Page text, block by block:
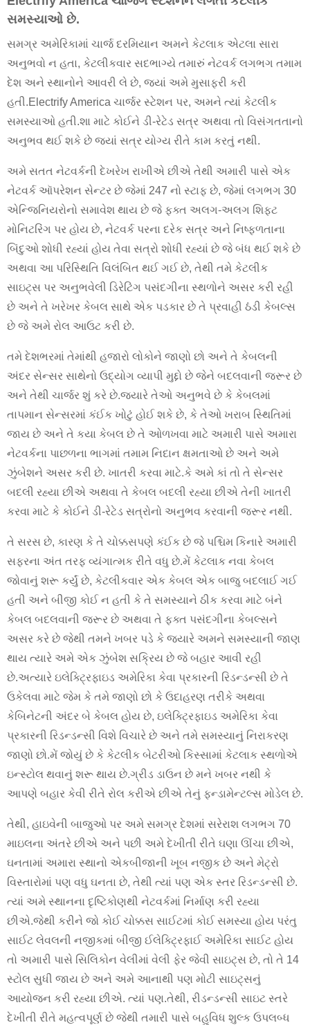
સમસ્યાઓ છે.
સમગ્ર અમેરિકામાં ચાર્જ દરમિયાન અમને કેટલાક એટલા સારા
અનુભવો ન હતા, કેટલીકવાર સદભાગ્યે તમારું નેટવર્ક લગભગ તમામ
દેશ અને સ્થાનોને આવરી લે છે, જ્યાં અમે મુસાફરી કરી
હતી.Electrify America ચાર્જર સ્ટેશન પર, અમને ત્યાં કેટલીક
સમસ્યાઓ હતી.શા માટે કોઈને ડી-રેટેડ સત્ર અથવા તો વિસંગતતાનો
અનુભવ થઈ શકે છે જ્યાં સત્ર યોગ્ય રીતે કામ કરતું નથી.
અમે સતત નેટવર્કની દેખરેખ રાખીએ છીએ તેથી અમારી પાસે એક
નેટવર્ક ઑપરેશન સેન્ટર છે જેમાં 247 નો સ્ટાફ છે, જેમાં લગભગ 30
એન્જિનિયરોનો સમાવેશ થાય છે જે ફક્ત અલગ-અલગ શિફ્ટ
મોનિટરિંગ પર હોય છે, નેટવર્ક પરના દરેક સત્ર અને નિષ્ફળતાના
બિંદુઓ શોધી રહ્યાં હોય તેવા સત્રો શોધી રહ્યાં છે જે બંધ થઈ શકે છે
અથવા આ પરિસ્થિતિ વિલંબિત થઈ ગઈ છે, તેથી તમે કેટલીક
સાઇટ્સ પર અનુભવેલી ડિરેટિંગ પસંદગીના સ્થળોને અસર કરી રહી
છે અને તે ખરેખર કેબલ સાથે એક પડકાર છે તે પ્રવાહી ઠંડી કેબલ્સ
છે જે અમે રોલ આઉટ કરી છે.
તમે દેશભરમાં તેમાંથી હજારો લોકોને જાણો છો અને તે કેબલની
અંદર સેન્સર સાથેનો ઉદ્યોગ વ્યાપી મુદ્દો છે જેને બદલવાની જરૂર છે
અને તેથી ચાર્જર શું કરે છે.જ્યારે તેઓ અનુભવે છે કે કેબલમાં
તાપમાન સેન્સરમાં કંઈક ખોટું હોઈ શકે છે, કે તેઓ ખરાબ સ્થિતિમાં
જાય છે અને તે કયા કેબલ છે તે ઓળખવા માટે અમારી પાસે અમારા
નેટવર્કના પાછળના ભાગમાં તમામ નિદાન ક્ષમતાઓ છે અને અમે
ઝુંબેશને અસર કરી છે. ખાતરી કરવા માટે.કે અમે કાં તો તે સેન્સર
બદલી રહ્યા છીએ અથવા તે કેબલ બદલી રહ્યા છીએ તેની ખાતરી
કરવા માટે કે કોઈને ડી-રેટેડ સત્રોનો અનુભવ કરવાની જરૂર નથી.
તે સરસ છે, કારણ કે તે ચોક્કસપણે કંઈક છે જે પશ્ચિમ કિનારે અમારી
સફરના અંત તરફ વ્યંગાત્મક રીતે વધુ છે.મેં કેટલાક નવા કેબલ
જોવાનું શરૂ કર્યું છે, કેટલીકવાર એક કેબલ એક બાજુ બદલાઈ ગઈ
હતી અને બીજી કોઈ ન હતી કે તે સમસ્યાને ઠીક કરવા માટે બંને
કેબલ બદલવાની જરૂર છે અથવા તે ફક્ત પસંદગીના કેબલ્સને
અસર કરે છે જેથી તમને ખબર પડે કે જ્યારે અમને સમસ્યાની જાણ
થાય ત્યારે અમે એક ઝુંબેશ સક્રિય છે જે બહાર આવી રહી
છે.અત્યારે ઇલેક્ટ્રિફાઇડ અમેરિકા કેવા પ્રકારની રિડન્ડન્સી છે તે
ઉકેલવા માટે જેમ કે તમે જાણો છો કે ઉદાહરણ તરીકે અથવા
કેબિનેટની અંદર બે કેબલ હોય છે, ઇલેક્ટ્રિફાઇડ અમેરિકા કેવા
પ્રકારની રિડન્ડન્સી વિશે વિચારે છે અને તમે સમસ્યાનું નિરાકરણ
જાણો છો.મેં જોયું છે કે કેટલીક બેટરીઓ કિસ્સામાં કેટલાક સ્થળોએ
ઇન્સ્ટોલ થવાનું શરૂ થાય છે.ગ્રીડ ડાઉન છે મને ખબર નથી કે
આપણે બહાર કેવી રીતે રોલ કરીએ છીએ તેનું ફન્ડામેન્ટલ્સ મોડેલ છે.
તેથી, હાઇવેની બાજુઓ પર અમે સમગ્ર દેશમાં સરેરાશ લગભગ 70
માઇલના અંતરે છીએ અને પછી અમે દેખીતી રીતે ઘણા ઊંચા છીએ,
ઘનતામાં અમારા સ્થાનો એકબીજાની ખૂબ નજીક છે અને મેટ્રો
વિસ્તારોમાં પણ વધુ ઘનતા છે, તેથી ત્યાં પણ એક સ્તર રિડન્ડન્સી છે.
ત્યાં અમે સ્થાનના દૃષ્ટિકોણથી નેટવર્કમાં નિર્માણ કરી રહ્યા
છીએ.જેથી કરીને જો કોઈ ચોક્કસ સાઈટમાં કોઈ સમસ્યા હોય પરંતુ
સાઈટ લેવલની નજીકમાં બીજી ઈલેક્ટ્રિફાઈ અમેરિકા સાઈટ હોય
તો અમારી પાસે સિલિકોન વેલીમાં વેલી ફેર જેવી સાઇટ્સ છે, તો તે 14
સ્ટોલ સુધી જાય છે અને અમે આનાથી પણ મોટી સાઇટ્સનું
આયોજન કરી રહ્યા છીએ. ત્યાં પણ.તેથી, રીડન્ડન્સી સાઇટ સ્તરે
દેખીતી રીતે મહત્વપૂર્ણ છે જેથી તમારી પાસે બહુવિધ શુલ્ક ઉપલબ્ધ